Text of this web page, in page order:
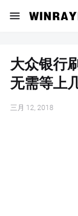
大众银行
无需等上
三月 12, 2018